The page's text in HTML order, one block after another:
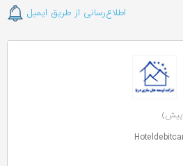
اطلاع‌رسانی از طریق ایمیل